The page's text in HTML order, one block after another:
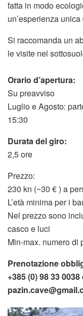
fatta in modo
un’esperienza
Si raccomanda un
le visite nel
Orario d’apertura:
Su preavviso
Luglio e Agosto:
15:30
Durata del giro:
2,5 ore
Prezzo:
230 kn (~30 € ) a
L’età minima per i
Nel prezzo sono
casco e luci
Min-max. numero di
Prenotazione
+385 (0) 98 33